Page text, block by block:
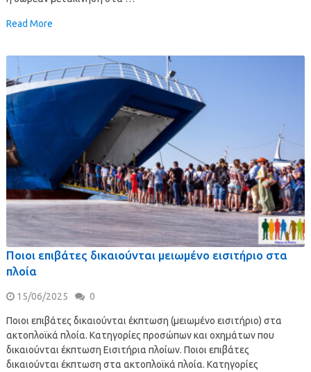
Read More
Ποιοι επιβάτες δικαιούνται μειωμένο εισιτήριο στα
πλοία
15/06/2025 0
Ποιοι επιβάτες δικαιούνται έκπτωση (μειωμένο εισιτήριο) στα
ακτοπλοϊκά πλοία. Κατηγορίες προσώπων και οχημάτων που
δικαιούνται έκπτωση Εισιτήρια πλοίων. Ποιοι επιβάτες
δικαιούνται έκπτωση στα ακτοπλοϊκά πλοία. Κατηγορίες